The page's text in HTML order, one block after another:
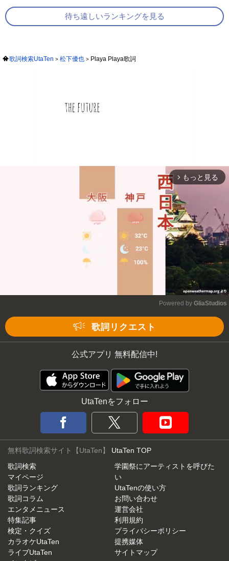
待ち遠しいランキングを見る
歌詞検索UtaTen 松下優也 Playa Playa歌詞
arrow_forward_ios もっと見る
Powered by GliaStudios
歌詞リクエスト
公式アプリ 無料配信中!
UtaTenをフォロー
無料歌詞検索サイト【UtaTen】 UtaTen TOP
歌詞検索
マイページ
歌詞ランキング
歌詞コラム
エンタメニュース
特集記事
検定・クイズ
カラオケUtaTen
ライブUtaTen
学園祭にアーティストを呼びた
い
UtaTenの使い方
お問い合わせ
運営会社
利用規約
プライバシーポリシー
提携媒体
サイトマップ